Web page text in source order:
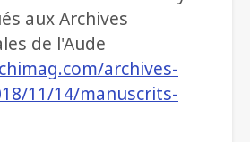
aux Archives
de l'Aude
archives-
11/14/manuscrits-